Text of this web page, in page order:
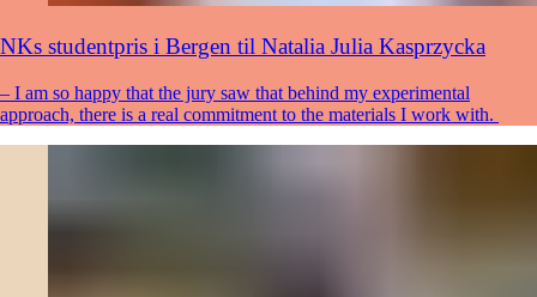
NKs studentpris i Bergen til Natalia Julia Kasprzycka
– I am so happy that the jury saw that behind my experimental
approach, there is a real commitment to the materials I work with.